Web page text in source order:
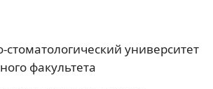
университет
факультета